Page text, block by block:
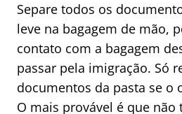
Separe todos os
leve na bagagem de mão,
contato com a bagagem
passar pela imigração. Só
documentos da pasta se o
O mais provável é que não